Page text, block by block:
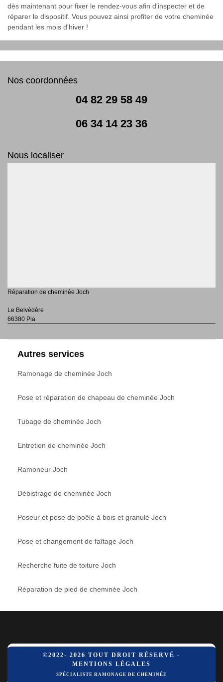
dès maintenant pour fixer le rendez-vous afin d'inspecter et de
réparer le dispositif. Vous pouvez ainsi profiter de votre cheminée
pendant les mois d'hiver !
Nos coordonnées
04 82 29 58 49
06 34 14 23 36
Nous localiser
Réparation de cheminée Joch
Le Belvédère
66380 Pia
Autres services
Ramonage de cheminée Joch
Pose et réparation de chapeau de cheminée Joch
Tubage de cheminée Joch
Entretien de cheminée Joch
Ramoneur Joch
Débistrage de cheminée Joch
Poseur et pose de poêle à bois et granulé Joch
Pose et changement de faîtage Joch
Recherche fuite de toiture Joch
Réparation de pied de cheminée Joch
©2022- 2026 TOUT DROIT RÉSERVÉ -
MENTIONS LÉGALES
SPÉCIALISTE RAMONAGE DE CHEMINÉE